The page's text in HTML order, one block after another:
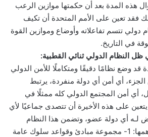
هذه المدة بعد أن حكمتها موازين الرعب
فقد تعين على الأمم المتحدة أن تكيف
دولي تتسم تفاعلاته وأوضاع وموازين القوة
في التاريخ.
ظل النظام الدولي ثنائي القطبية:
قد وضع نظامًا دقيقًا ومتكاملًا للأمن الدولي
أي أمن أي دولة منفردة، يرتبط
أي أمن المجتمع الدولي كله ممثلًا في
على هذه الأخيرة أن تتصدى جماعيًا لأي
لـه أي دولة عضو، وتضمن هذا النظام
عناصر وآليات محددة أهمها: 1- مجموعة مبادئ وقواعد سلوك عامة